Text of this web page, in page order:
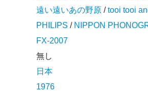
遠い遠いあの野原 /tooi tooi
PHILIPS / NIPPON
FX-2007
無し
日本
1976